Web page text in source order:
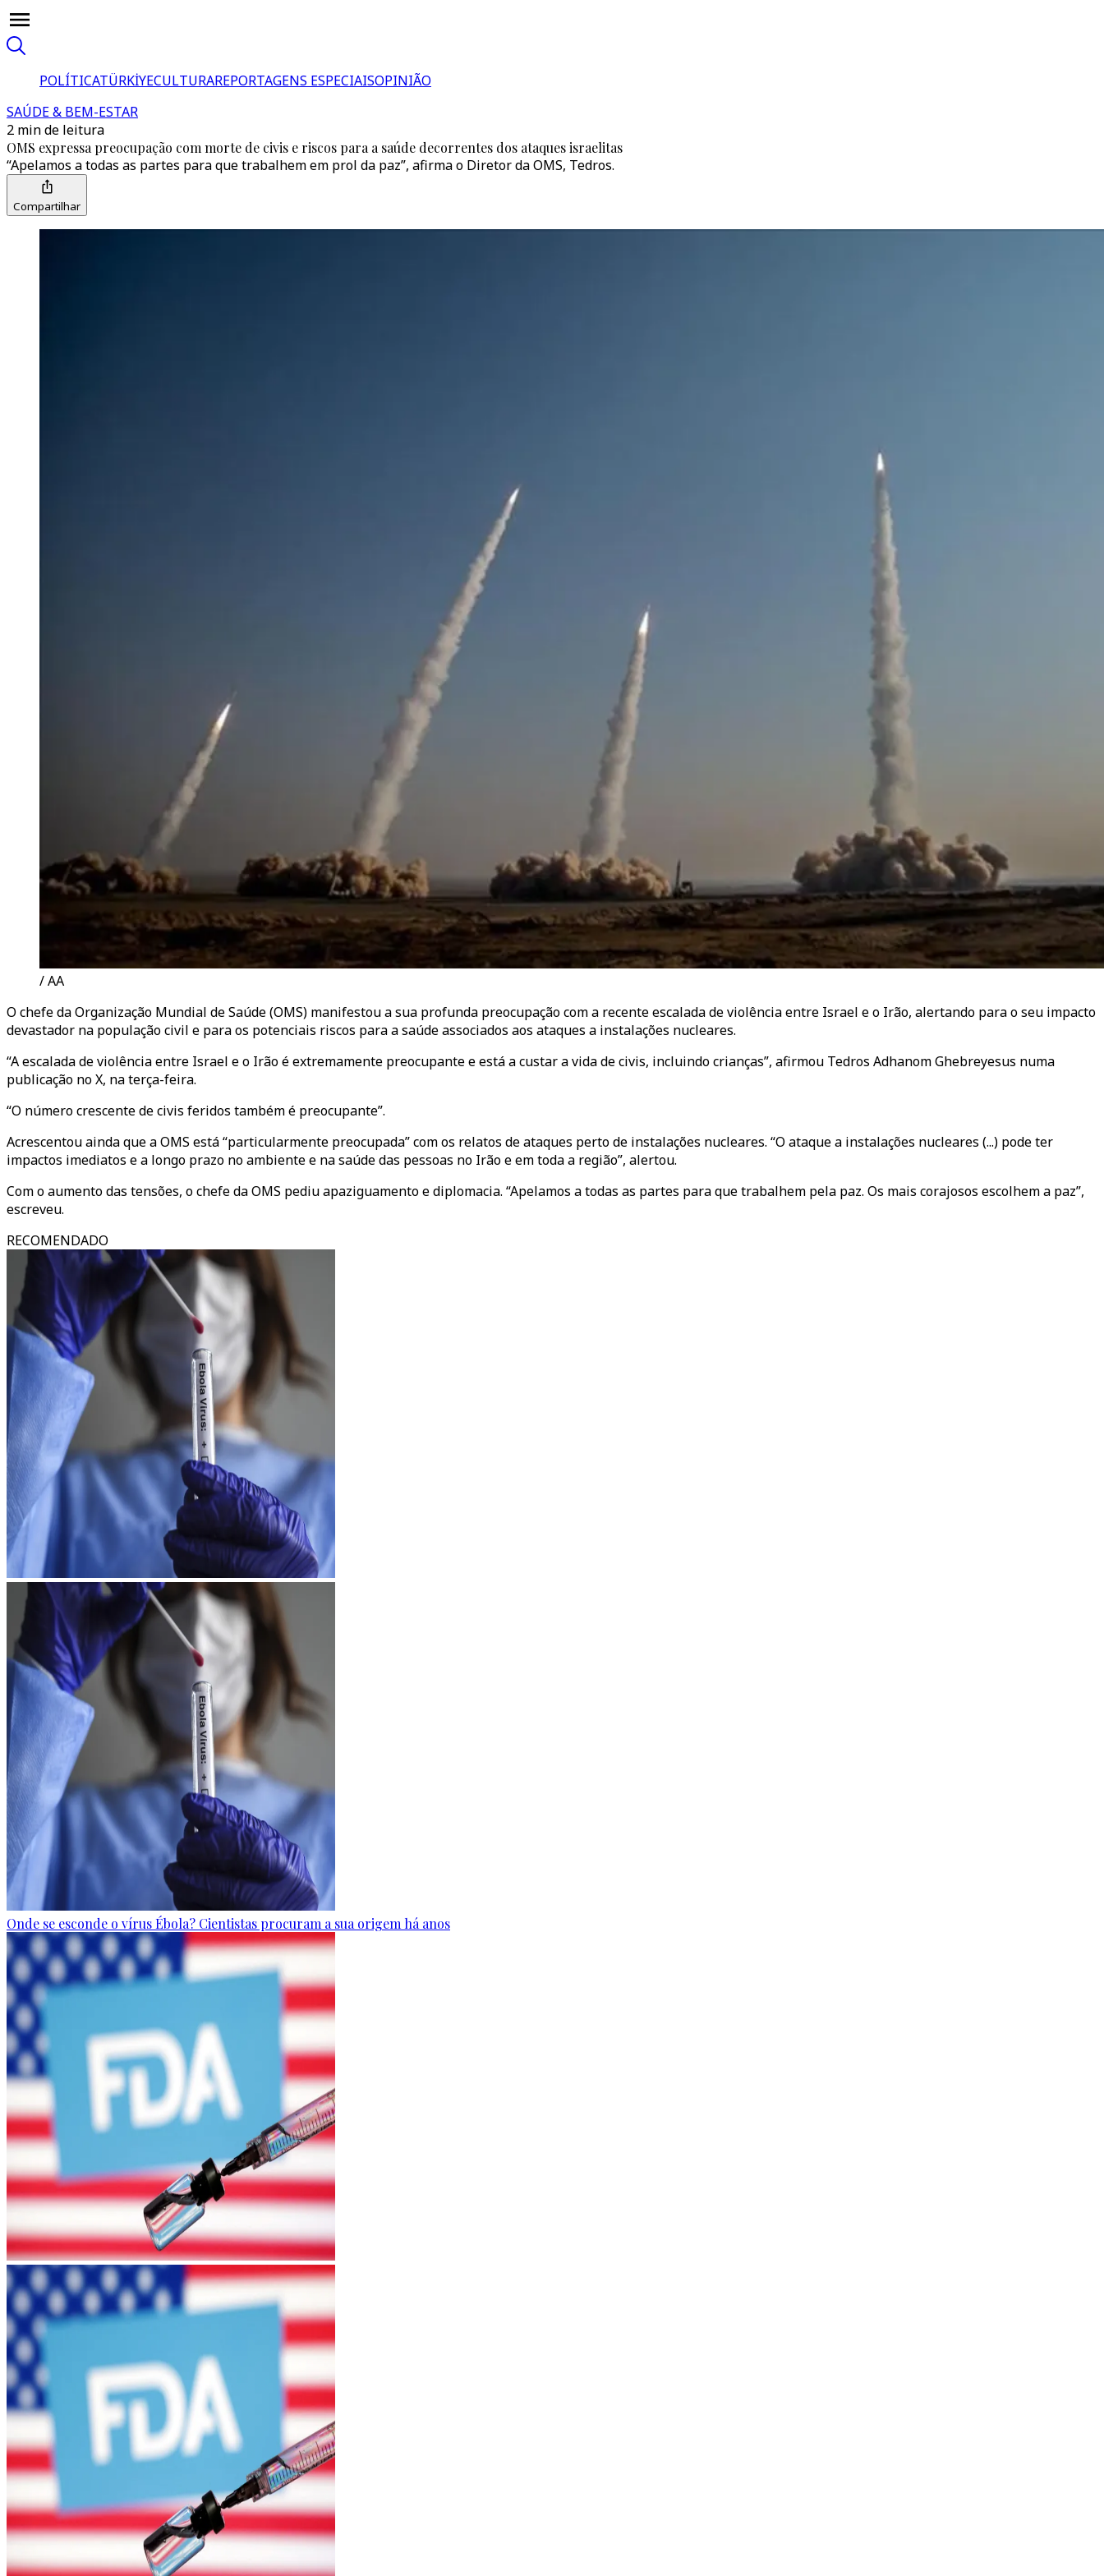
POLÍTICATÜRKİYECULTURAREPORTAGENS ESPECIAISOPINIÃO
SAÚDE & BEM-ESTAR
2 min de leitura
OMS expressa preocupação com morte de civis e riscos para a saúde decorrentes dos ataques israelitas
“Apelamos a todas as partes para que trabalhem em prol da paz”, afirma o Diretor da OMS, Tedros.
Compartilhar
/ AA
O chefe da Organização Mundial de Saúde (OMS) manifestou a sua profunda preocupação com a recente escalada de violência entre Israel e o Irão, alertando para o seu impacto
devastador na população civil e para os potenciais riscos para a saúde associados aos ataques a instalações nucleares.
“A escalada de violência entre Israel e o Irão é extremamente preocupante e está a custar a vida de civis, incluindo crianças”, afirmou Tedros Adhanom Ghebreyesus numa
publicação no X, na terça-feira.
“O número crescente de civis feridos também é preocupante”.
Acrescentou ainda que a OMS está “particularmente preocupada” com os relatos de ataques perto de instalações nucleares. “O ataque a instalações nucleares (...) pode ter
impactos imediatos e a longo prazo no ambiente e na saúde das pessoas no Irão e em toda a região”, alertou.
Com o aumento das tensões, o chefe da OMS pediu apaziguamento e diplomacia. “Apelamos a todas as partes para que trabalhem pela paz. Os mais corajosos escolhem a paz”,
escreveu.
RECOMENDADO
Onde se esconde o vírus Ébola? Cientistas procuram a sua origem há anos